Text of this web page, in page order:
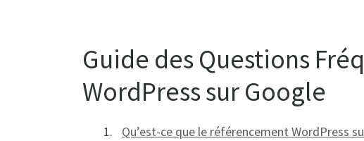
Guide des Questions
WordPress sur Google
Qu’est-ce que le référencement WordPress